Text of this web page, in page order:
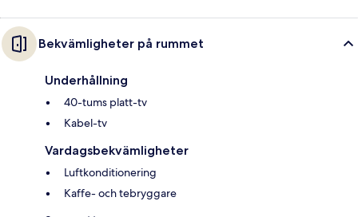
Bekvämligheter på rummet
Underhållning
40-tums platt-tv
Kabel-tv
Vardagsbekvämligheter
Luftkonditionering
Kaffe- och tebryggare